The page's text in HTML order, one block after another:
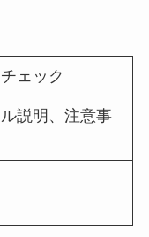
ェック
説明、注意事